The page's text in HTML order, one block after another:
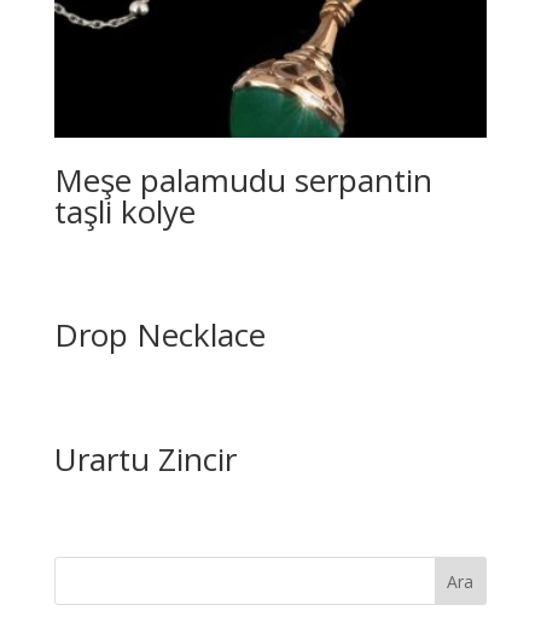
Meşe palamudu serpantin
taşli kolye
Drop Necklace
Urartu Zincir
Ara